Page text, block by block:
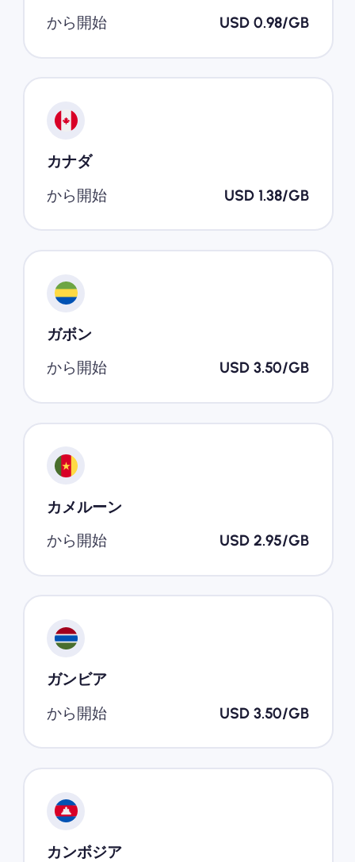
から開始 USD 0.98/GB
カナダ
から開始
USD 1.38/GB
ガボン
から開始
USD 3.50/GB
カメルーン
から開始
USD 2.95/GB
ガンビア
から開始
USD 3.50/GB
カンボジア